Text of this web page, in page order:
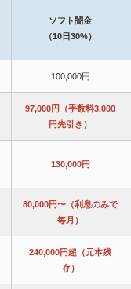
ソフト闇金
（10日30%）
100,000円
97,000円（手数料3,000
円先引き）
130,000円
80,000円〜（利息のみで
毎月）
240,000円超（元本残
存）